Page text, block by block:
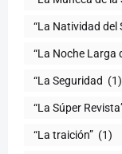
“La Natividad del
“La Noche Larga
“La Seguridad (1)
“La Súper
“La traición” (1)